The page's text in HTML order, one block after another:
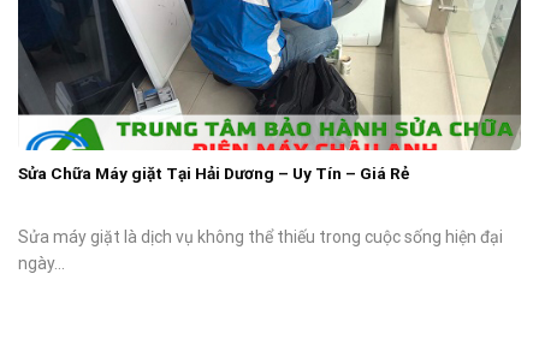
Sửa Chữa Máy giặt Tại Hải Dương – Uy Tín – Giá Rẻ
Sửa máy giặt là dịch vụ không thể thiếu trong cuộc sống hiện đại
ngày...